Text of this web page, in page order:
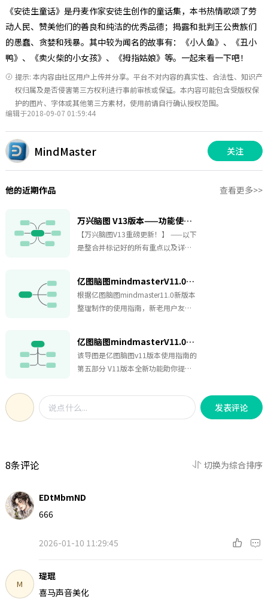
《安徒生童话》是丹麦作家安徒生创作的童话集，本书热情歌颂了劳
动人民、赞美他们的善良和纯洁的优秀品德；揭露和批判王公贵族们
的愚蠢、贪婪和残暴。其中较为闻名的故事有：《小人鱼》、《丑小
鸭》、《卖火柴的小女孩》、《拇指姑娘》等。一起来看一下吧！
提示: 本内容由社区用户上传并分享。平台不对内容的真实性、合法性、知识产
权归属及是否侵害第三方权利进行事前审核或保证。本内容可能包含受版权保
护的图片、字体或其他第三方素材，使用前请自行确认授权范围。
编辑于2018-09-07 01:59:44
MindMaster 关注
他的近期作品 查看更多>>
万兴脑图 V13版本——功能使用教程
【万兴脑图V13重磅更新！】 ——以下
是整合并标记好的所有重点以及详细
高效一张导图就是一个知识库，信息
整合超轻松！ 2. 视觉焕新：主题风格
多样，支持自定义颜色、优先级标
度一目了然 3. 办公提效：协同模式自
由切换，表格/图片插入、边框样式调
整等功能齐全，思维导图也能玩出创
亿图脑图mindmasterV11.0版本使用指南 知识地图
根据亿图脑图mindmaster11.0新版本
整理制作的使用指南，新老用户友
操作、主题样式设置、如何轻松做出
好看的思维导图、给思维导图添加丰
富元素、V11版本全新功能助你提升办
亿图脑图mindmasterV11.0版本使用指南 知识地图 - 05v11版本全新功能助力办公
该导图是亿图脑图v11版本使用指南的
第五部分 V11版本全新功能助你提升
模式切换和协同模式下的独特功能以
及PPT，甘特图，AI智能，文件恢复，
打印边界，导出为其他格式等提升办
发表评论
8条评论 切换为综合排序
EDtMbmND
666
2026-01-10 11:29:45
M
瑅琨
喜马声音美化